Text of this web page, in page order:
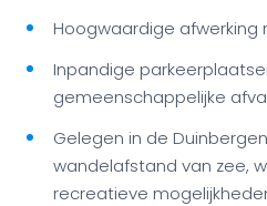
Hoogwaardige
Inpandige
gemeenschappelijke
Gelegen in de
wandelafstand van zee,
recreatieve